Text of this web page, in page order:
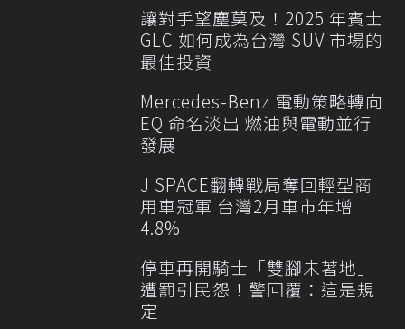
讓對手望塵莫及！2025 年賓士
GLC 如何成為台灣 SUV 市場的
最佳投資
Mercedes-Benz 電動策略轉向
EQ 命名淡出 燃油與電動並行
發展
J SPACE翻轉戰局奪回輕型商
用車冠軍 台灣2月車市年增
4.8%
停車再開騎士「雙腳未著地」
遭罰引民怨！警回覆：這是規
定